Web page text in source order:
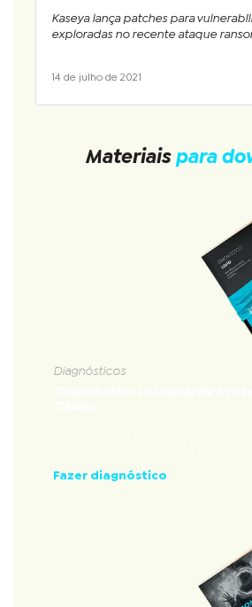
Kaseya lança patches para
exploradas no recente ataque
14 de julho de 2021
Materiais para
Diagnósticos
Fazer diagnóstico